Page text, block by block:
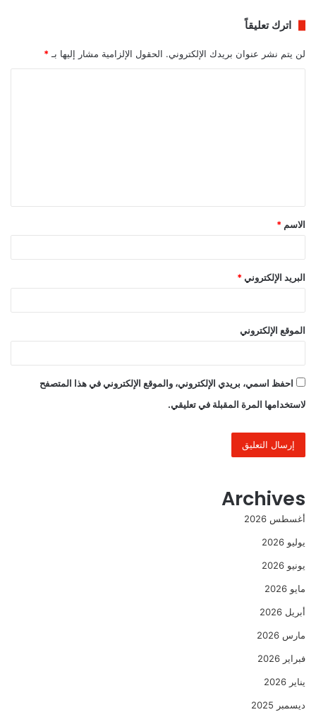
اترك تعليقاً
لن يتم نشر عنوان بريدك الإلكتروني. الحقول الإلزامية مشار إليها بـ *
ق
*
الاسم *
البريد الإلكتروني *
الموقع الإلكتروني
احفظ اسمي، بريدي الإلكتروني، والموقع الإلكتروني في هذا المتصفح
لاستخدامها المرة المقبلة في تعليقي.
Archives
أغسطس 2026
يوليو 2026
يونيو 2026
مايو 2026
أبريل 2026
مارس 2026
فبراير 2026
يناير 2026
ديسمبر 2025